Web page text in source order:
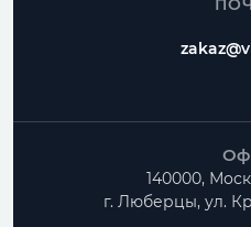
140000,
г. Люберцы, ул.